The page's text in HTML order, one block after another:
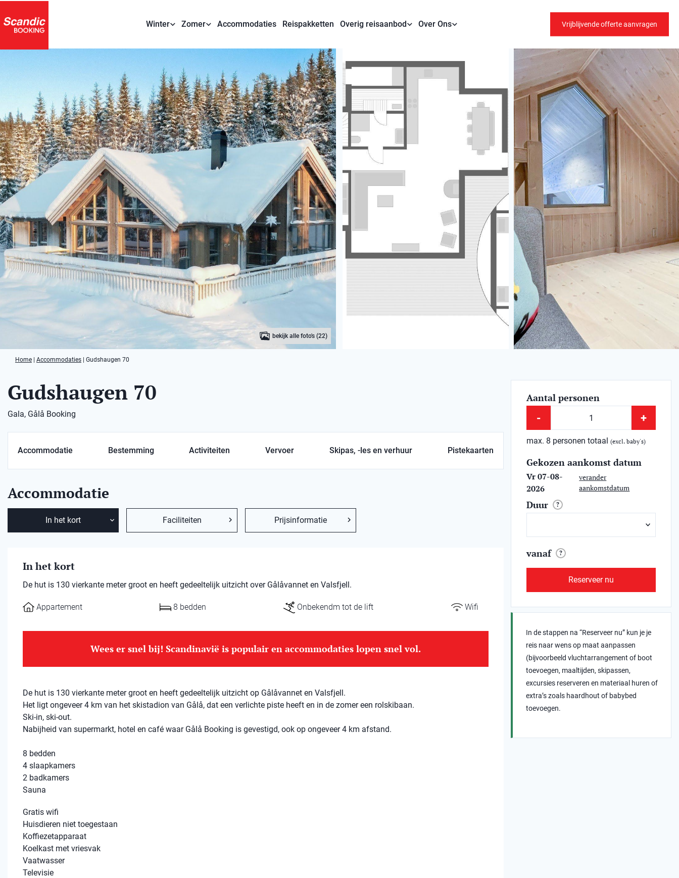
Winter Zomer Accommodaties Reispakketten Overig reisaanbod Over Ons Vrijblijvende offerte aanvragen
bekijk alle foto's (22)
Home Accommodaties Gudshaugen 70
Gudshaugen 70
Gala, Gålå Booking
Accommodatie Bestemming Activiteiten Vervoer Skipas, -les en verhuur Pistekaarten
Accommodatie
In het kort Faciliteiten Prijsinformatie
In het kort
De hut is 130 vierkante meter groot en heeft gedeeltelijk uitzicht over Gålåvannet en Valsfjell.
Appartement 8 bedden Onbekendm tot de lift Wifi
Wees er snel bij! Scandinavië is populair en accommodaties lopen snel vol.
De hut is 130 vierkante meter groot en heeft gedeeltelijk uitzicht op Gålåvannet en Valsfjell.
Het ligt ongeveer 4 km van het skistadion van Gålå, dat een verlichte piste heeft en in de zomer een rolskibaan.
Ski-in, ski-out.
Nabijheid van supermarkt, hotel en café waar Gålå Booking is gevestigd, ook op ongeveer 4 km afstand.
8 bedden
4 slaapkamers
2 badkamers
Sauna
Gratis wifi
Huisdieren niet toegestaan
Koffiezetapparaat
Koelkast met vriesvak
Vaatwasser
Televisie
Aantal personen
- +
max. 8 personen totaal(excl. baby's)
Gekozen aankomst datum
Vr 07-08-
2026
verander
aankomstdatum
Duur ?
vanaf ?
Reserveer nu
In de stappen na “Reserveer nu” kun je je
reis naar wens op maat aanpassen
(bijvoorbeeld vluchtarrangement of boot
toevoegen, maaltijden, skipassen,
excursies reserveren en materiaal huren of
extra’s zoals haardhout of babybed
toevoegen.